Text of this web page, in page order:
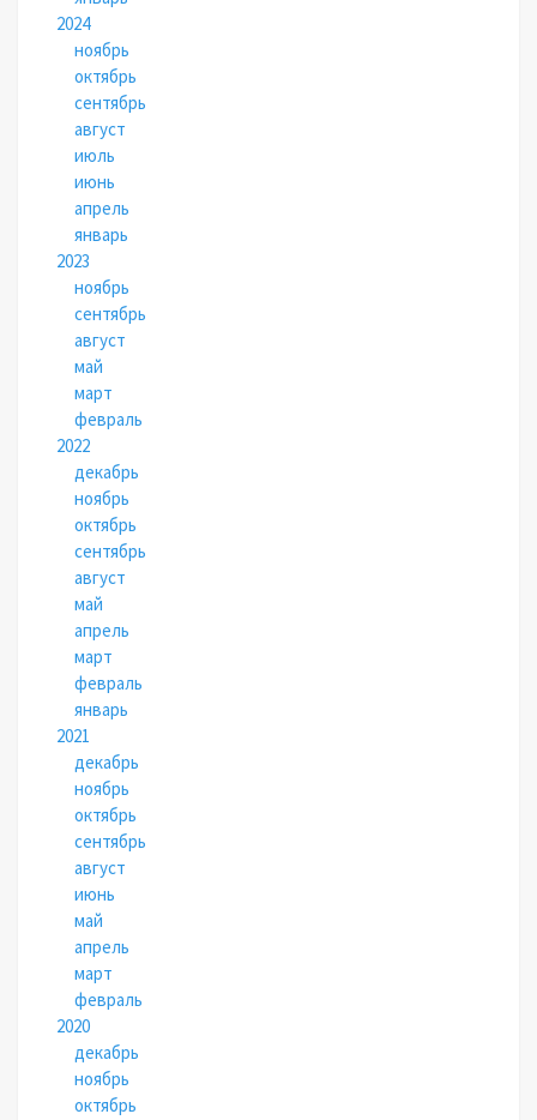
2024
ноябрь
октябрь
сентябрь
август
июль
июнь
апрель
январь
2023
ноябрь
сентябрь
август
май
март
февраль
2022
декабрь
ноябрь
октябрь
сентябрь
август
май
апрель
март
февраль
январь
2021
декабрь
ноябрь
октябрь
сентябрь
август
июнь
май
апрель
март
февраль
2020
декабрь
ноябрь
октябрь